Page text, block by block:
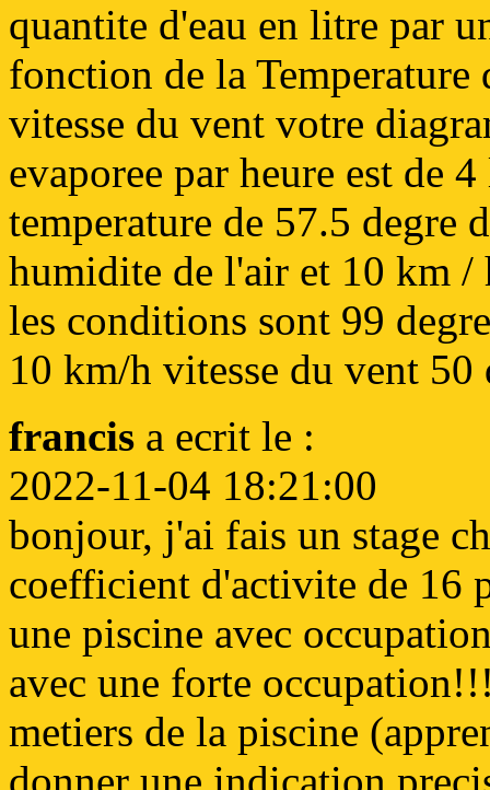
quantite d'eau en litre par
fonction de la
vitesse du vent votre
evaporee par heure est de
temperature de 57.5 degre
humidite de l'air et 10 km /
les conditions sont 99
10 km/h vitesse du vent 50
francis a ecrit le :
2022-11-04 18:21:00
bonjour, j'ai fais un stage
coefficient d'activite de 16
une piscine avec
avec une forte
metiers de la piscine